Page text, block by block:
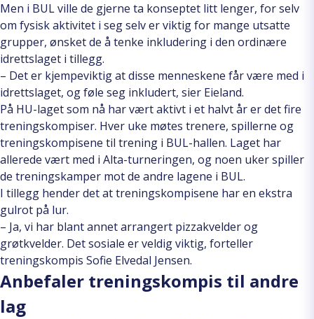
Men i BUL ville de gjerne ta konseptet litt lenger, for selv
om fysisk aktivitet i seg selv er viktig for mange utsatte
grupper, ønsket de å tenke inkludering i den ordinære
idrettslaget i tillegg.
– Det er kjempeviktig at disse menneskene får være med i
idrettslaget, og føle seg inkludert, sier Eieland.
På HU-laget som nå har vært aktivt i et halvt år er det fire
treningskompiser. Hver uke møtes trenere, spillerne og
treningskompisene til trening i BUL-hallen. Laget har
allerede vært med i Alta-turneringen, og noen uker spiller
de treningskamper mot de andre lagene i BUL.
I tillegg hender det at treningskompisene har en ekstra
gulrot på lur.
– Ja, vi har blant annet arrangert pizzakvelder og
grøtkvelder. Det sosiale er veldig viktig, forteller
treningskompis Sofie Elvedal Jensen.
Anbefaler treningskompis til andre
lag